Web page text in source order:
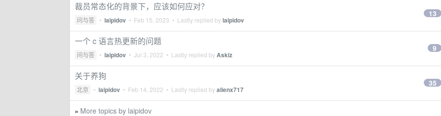
裁员常态化的背景下，应该如何应对？
问与答 • laipidov • Feb 15, 2023 • Lastly replied bylaipidov
13
一个 c 语言热更新的问题
问与答 • laipidov • Jul 3, 2022 • Lastly replied byAskiz
9
关于养狗
北京 • laipidov • Feb 14, 2022 • Lastly replied byalienx717
35
» More topics by laipidov